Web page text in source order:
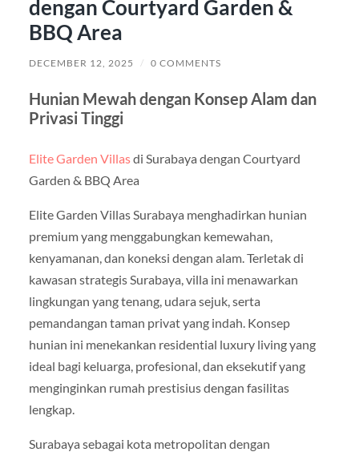
dengan Courtyard Garden &
BBQ Area
DECEMBER 12, 2025 / 0 COMMENTS
Hunian Mewah dengan Konsep Alam dan
Privasi Tinggi
Elite Garden Villasdi Surabaya dengan Courtyard
Garden & BBQ Area
Elite Garden Villas Surabaya menghadirkan hunian
premium yang menggabungkan kemewahan,
kenyamanan, dan koneksi dengan alam. Terletak di
kawasan strategis Surabaya, villa ini menawarkan
lingkungan yang tenang, udara sejuk, serta
pemandangan taman privat yang indah. Konsep
hunian ini menekankan residential luxury living yang
ideal bagi keluarga, profesional, dan eksekutif yang
menginginkan rumah prestisius dengan fasilitas
lengkap.
Surabaya sebagai kota metropolitan dengan